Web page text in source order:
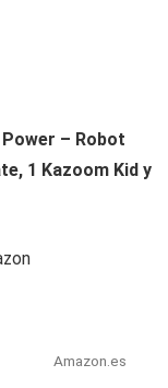
Power – Robot
1 Kazoom Kid y
Amazon.es